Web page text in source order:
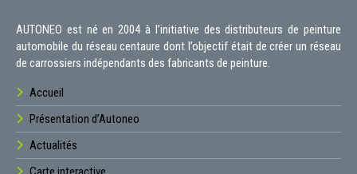
AUTONEO est né en 2004 à l’initiative des distributeurs de peinture
automobile du réseau centaure dont l’objectif était de créer un réseau
de carrossiers indépendants des fabricants de peinture.
Accueil
Présentation d’Autoneo
Actualités